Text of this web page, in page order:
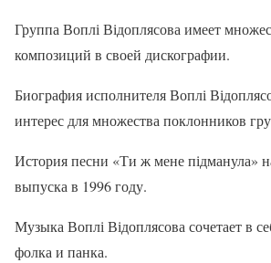
Группа Воплі Відоплясова имеет
композиций в своей дискографии.
Биография исполнителя Воплі
интерес для множества поклонников
История песни «Ти ж мене підманула»
выпуска в 1996 году.
Музыка Воплі Відоплясова сочетает в
фолка и панка.